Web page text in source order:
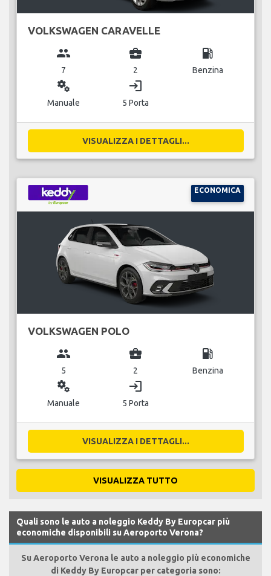
VOLKSWAGEN CARAVELLE
group
7
business_center
2
local_gas_station
Benzina
miscellaneous_services
Manuale
login
5 Porta
VISUALIZZA I DETTAGLI...
ECONOMICA
VOLKSWAGEN POLO
group
5
business_center
2
local_gas_station
Benzina
miscellaneous_services
Manuale
login
5 Porta
VISUALIZZA I DETTAGLI...
VISUALIZZA TUTTO
Quali sono le auto a noleggio Keddy By Europcar più
economiche disponibili su Aeroporto Verona?
Su Aeroporto Verona le auto a noleggio più economiche
di Keddy By Europcar per categoria sono: